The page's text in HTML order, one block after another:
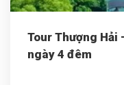
Tour Thượng Hải
ngày 4 đêm